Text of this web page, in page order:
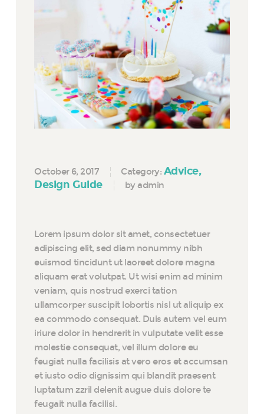
October 6, 2017 Category: Advice
Design Guide
by admin
Lorem ipsum dolor sit amet, consectetuer
adipiscing elit, sed diam nonummy nibh
euismod tincidunt ut laoreet dolore magna
aliquam erat volutpat. Ut wisi enim ad minim
veniam, quis nostrud exerci tation
ullamcorper suscipit lobortis nisl ut aliquip ex
ea commodo consequat. Duis autem vel eum
iriure dolor in hendrerit in vulputate velit esse
molestie consequat, vel illum dolore eu
feugiat nulla facilisis at vero eros et accumsan
et iusto odio dignissim qui blandit praesent
luptatum zzril delenit augue duis dolore te
feugait nulla facilisi.